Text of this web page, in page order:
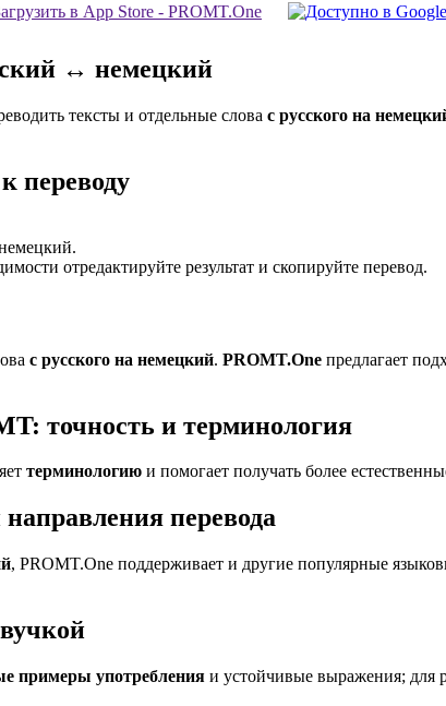
↔ немецкий
тексты и отдельные слова с русского на
переводу
отредактируйте результат и скопируйте перевод.
с русского на немецкий. PROMT.One предлагает
точность и терминология
терминологию и помогает получать более
перевода
, PROMT.One поддерживает и другие популярные
примеры употребления и устойчивые выражения; для